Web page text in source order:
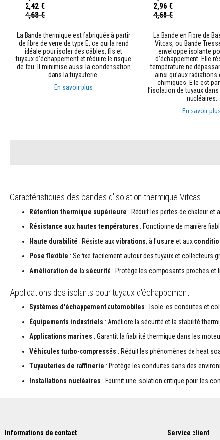
Contrecoeur
Adhésifs
résistants
Bétons
réfractaires
Plastiques
modelables
Mastics
réparation
résistants
chaleur
Briques
Briques
réfractaires
réfractaires
remplacement
Spécial
2,42 €
4,68 €
La Bande thermique est fabriquée à partir
de fibre de verre de type E, ce qui la rend
idéale pour isoler des câbles, fils et
tuyaux d’échappement et réduire le risque
de feu. Il minimise aussi la condensation
dans la tuyauterie.
En savoir plus
Spécial
2,96 €
4,68 €
La Bande en Fibre de
Vitcas, ou Bande
enveloppe isolante
d’échappement. Elle
température ne
ainsi qu’aux radiations
chimiques. Elle est
l’isolation de tuyaux
nucléaires.
En savoir plus
Caractéristiques des bandes d'isolation thermique Vitcas
Rétention thermique supérieure : Réduit les pertes de chaleur et
Résistance aux hautes températures : Fonctionne de manière
Haute durabilité : Résiste auxvibrations, à l'usure et aux
Pose flexible : Se fixe facilement autour des tuyaux et collecteurs
Amélioration de la sécurité : Protège les composants proches et
Applications des isolants pour tuyaux d'échappement
Systèmes d'échappement automobiles : Isole les conduites et
Équipements industriels : Améliore la sécurité et la stabilité
Applications marines : Garantit la fiabilité thermique dans les
Véhicules turbo-compressés : Réduit les phénomènes de heat
Tuyauteries de raffinerie : Protège les conduites dans des
Installations nucléaires : Fournit une isolation critique pour les
Informations de contact Service client